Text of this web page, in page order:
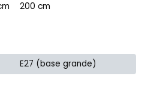
200 cm
E27 (base grande)